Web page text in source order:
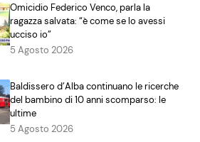
Omicidio Federico Venco, parla la
ragazza salvata: “è come se lo avessi
ucciso io”
5 Agosto 2026
Baldissero d’Alba continuano le ricerche
del bambino di 10 anni scomparso: le
ultime
5 Agosto 2026